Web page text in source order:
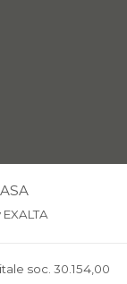
EXALTA
soc. 30.154,00